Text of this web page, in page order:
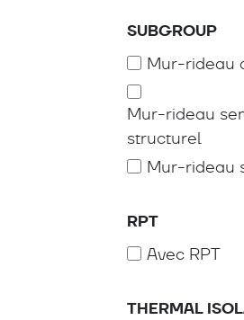
SUBGROUP
Mur-rideau
Mur-rideau
structurel
Mur-rideau
RPT
Avec RPT
THERMAL